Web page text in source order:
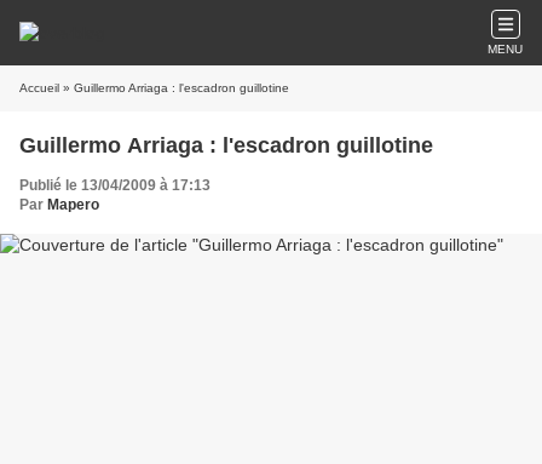
MENU
Accueil » Guillermo Arriaga : l'escadron guillotine
Guillermo Arriaga : l'escadron guillotine
Publié le 13/04/2009 à 17:13
Par Mapero